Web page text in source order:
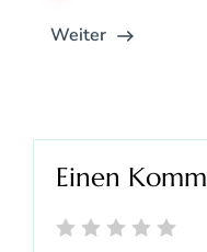
Weiter
Einen